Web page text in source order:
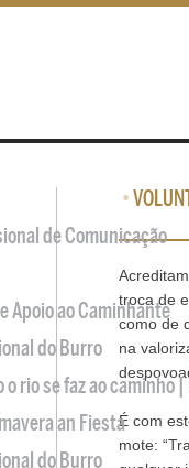
•
troca de
como de
na
É com
mote:
de Comunicação
Apoio ao Caminhante
do Burro
o rio se faz ao
an Fiesta
do Burro